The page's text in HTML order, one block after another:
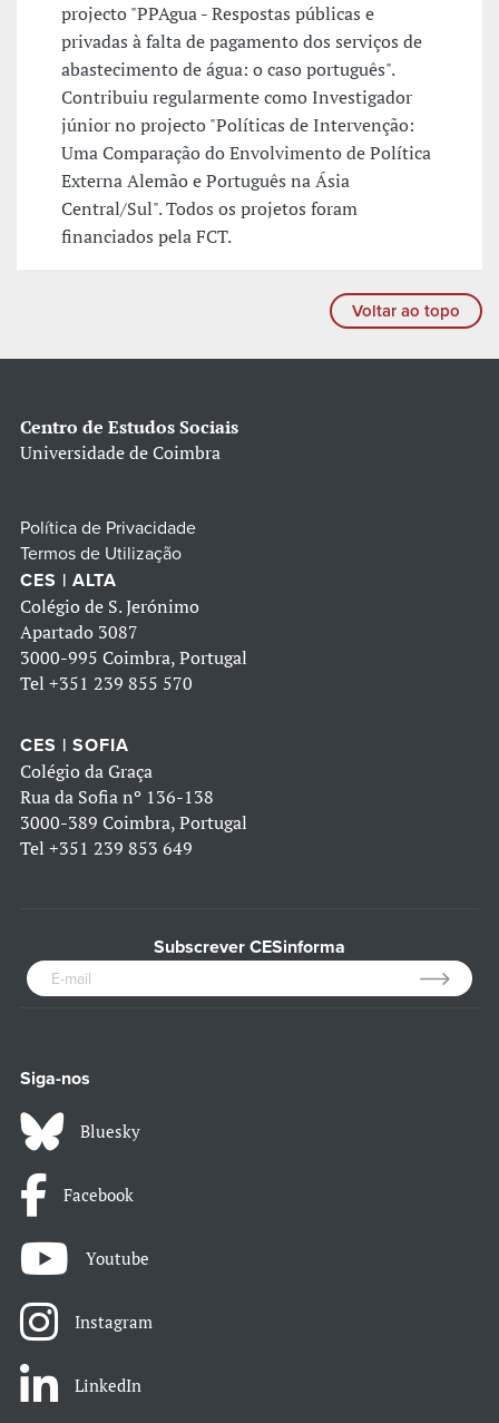
projecto "PPAgua - Respostas públicas e
privadas à falta de pagamento dos serviços de
abastecimento de água: o caso português".
Contribuiu regularmente como Investigador
júnior no projecto "Políticas de Intervenção:
Uma Comparação do Envolvimento de Política
Externa Alemão e Português na Ásia
Central/Sul". Todos os projetos foram
financiados pela FCT.
Voltar ao topo
Centro de Estudos Sociais
Universidade de Coimbra
Política de Privacidade
Termos de Utilização
CES | ALTA
Colégio de S. Jerónimo
Apartado 3087
3000-995 Coimbra, Portugal
Tel +351 239 855 570
CES | SOFIA
Colégio da Graça
Rua da Sofia nº 136-138
3000-389 Coimbra, Portugal
Tel +351 239 853 649
Subscrever CESinforma
Siga-nos
Bluesky
Facebook
Youtube
Instagram
LinkedIn